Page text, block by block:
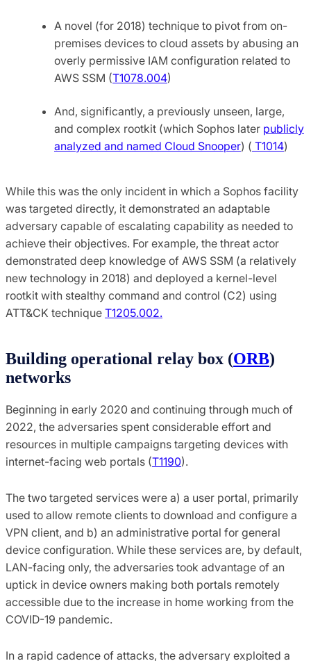
A novel (for 2018) technique to pivot from on-
premises devices to cloud assets by abusing an
overly permissive IAM configuration related to
AWS SSM (T1078.004)
And, significantly, a previously unseen, large,
and complex rootkit (which Sophos later publicly
analyzed and named Cloud Snooper) ( T1014)
While this was the only incident in which a Sophos facility
was targeted directly, it demonstrated an adaptable
adversary capable of escalating capability as needed to
achieve their objectives. For example, the threat actor
demonstrated deep knowledge of AWS SSM (a relatively
new technology in 2018) and deployed a kernel-level
rootkit with stealthy command and control (C2) using
ATT&CK technique T1205.002.
Building operational relay box (ORB)
networks
Beginning in early 2020 and continuing through much of
2022, the adversaries spent considerable effort and
resources in multiple campaigns targeting devices with
internet-facing web portals (T1190).
The two targeted services were a) a user portal, primarily
used to allow remote clients to download and configure a
VPN client, and b) an administrative portal for general
device configuration. While these services are, by default,
LAN-facing only, the adversaries took advantage of an
uptick in device owners making both portals remotely
accessible due to the increase in home working from the
COVID-19 pandemic.
In a rapid cadence of attacks, the adversary exploited a